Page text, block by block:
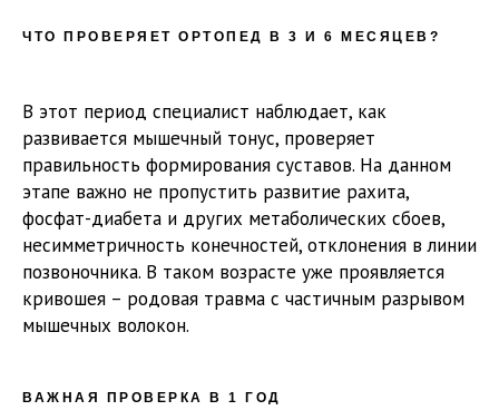
ЧТО ПРОВЕРЯЕТ ОРТОПЕД В 3 И 6 МЕСЯЦЕВ?
В этот период специалист наблюдает, как
развивается мышечный тонус, проверяет
правильность формирования суставов. На данном
этапе важно не пропустить развитие рахита,
фосфат-диабета и других метаболических сбоев,
несимметричность конечностей, отклонения в линии
позвоночника. В таком возрасте уже проявляется
кривошея – родовая травма с частичным разрывом
мышечных волокон.
ВАЖНАЯ ПРОВЕРКА В 1 ГОД